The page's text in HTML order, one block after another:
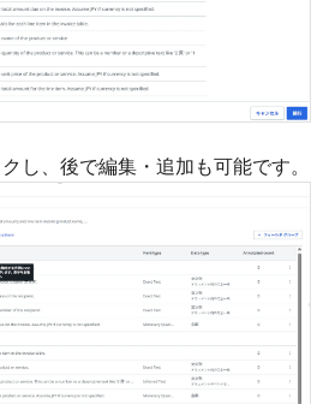
し、後で編集・追加も可能です。